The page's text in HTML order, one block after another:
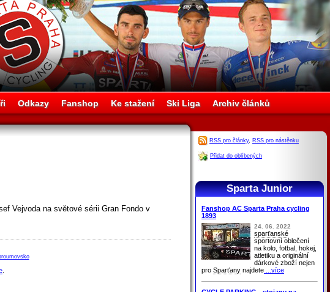
Odkazy Fanshop Ke stažení Ski Liga Archiv článků
Vejvoda na světové sérii Gran Fondo v
.
RSS pro články, RSS pro nástěnku
Přidat do oblíbených
Sparta Junior
Fanshop AC Sparta Praha cycling
1893
24. 06. 2022
sparťanské
sportovní oblečení
na kolo, fotbal, hokej,
atletiku a originální
dárkové zboží nejen
pro Sparťany najdete ...více